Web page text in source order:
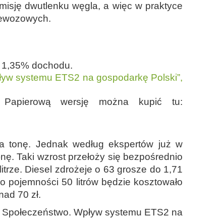
dwutlenku węgla, a więc w praktyce
dochodu.
systemu ETS2 na gospodarkę Polski”,
Papierową wersję można kupić tu:
tonę. Jednak według ekspertów już w
Taki wzrost przełoży się bezpośrednio
Diesel zdrożeje o 63 grosze do 1,71
pojemności 50 litrów będzie kosztowało
70 zł.
Wpływ systemu ETS2 na